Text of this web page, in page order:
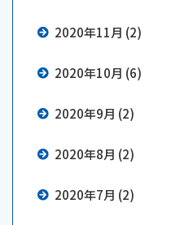
2020年11月 (2)
2020年10月 (6)
2020年9月 (2)
2020年8月 (2)
2020年7月 (2)